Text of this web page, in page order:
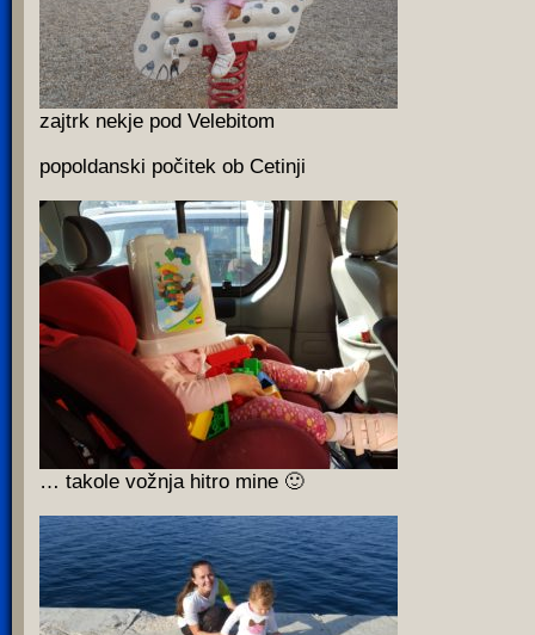
zajtrk nekje pod Velebitom
popoldanski počitek ob Cetinji
… takole vožnja hitro mine 🙂